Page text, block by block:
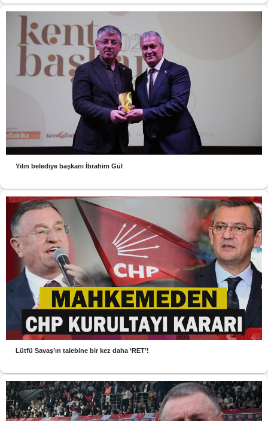
Yılın belediye başkanı İbrahim Gül
Lütfü Savaş’ın talebine bir kez daha ‘RET’!